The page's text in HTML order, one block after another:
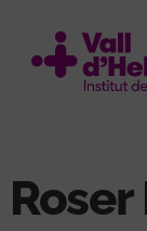
contenido